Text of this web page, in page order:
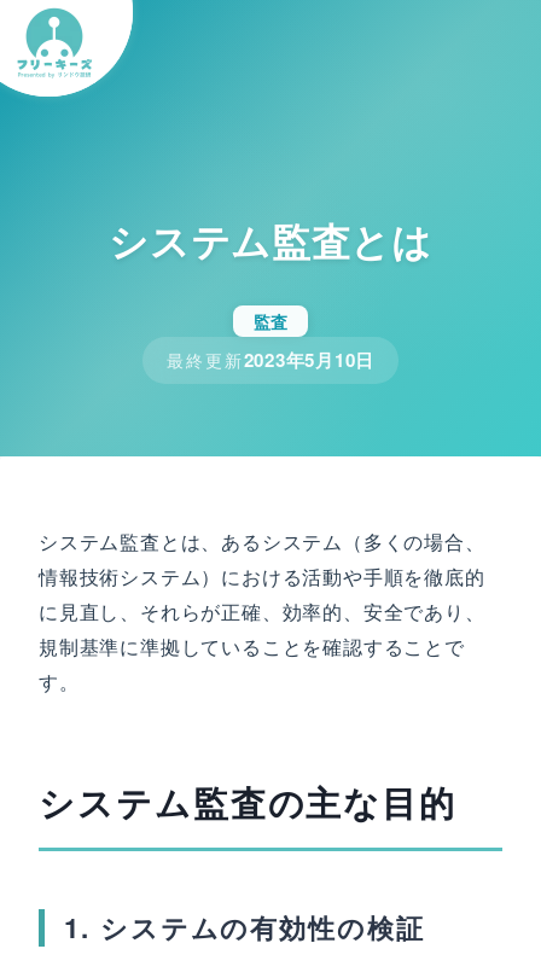
システム監査とは
監査
最終更新2023年5月10日
システム監査とは、あるシステム（多くの場合、
情報技術システム）における活動や手順を徹底的
に見直し、それらが正確、効率的、安全であり、
規制基準に準拠していることを確認することで
す。
システム監査の主な目的
1. システムの有効性の検証